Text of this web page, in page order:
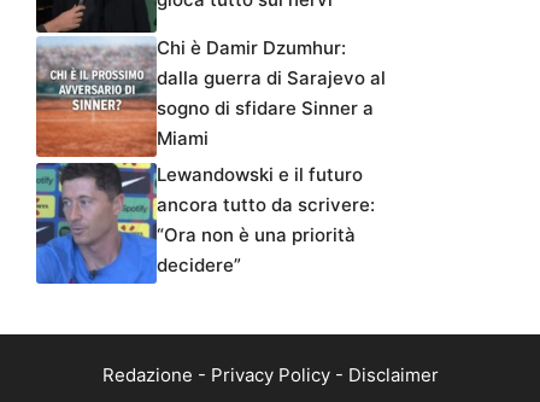
Chi è Damir Dzumhur:
dalla guerra di Sarajevo al
sogno di sfidare Sinner a
Miami
Lewandowski e il futuro
ancora tutto da scrivere:
“Ora non è una priorità
decidere”
Redazione - Privacy Policy- Disclaimer